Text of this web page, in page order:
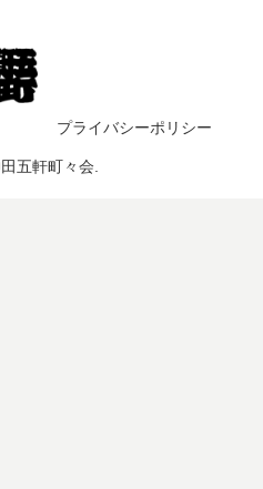
プライバシーポリシー
五軒町々会.